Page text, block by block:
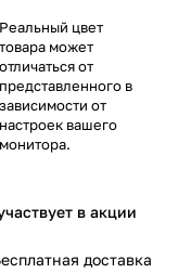
Реальный цвет
товара может
отличаться от
представленного в
зависимости от
настроек вашего
монитора.
в акции
доставка